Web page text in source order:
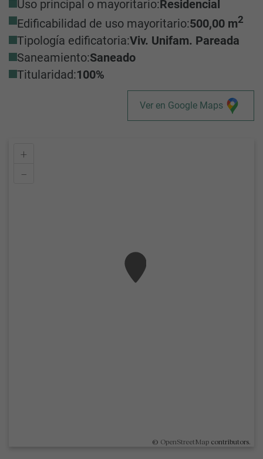
Uso principal o mayoritario:Residencial
Edificabilidad de uso mayoritario:500,00 m2
Tipología edificatoria:Viv. Unifam. Pareada
Saneamiento:Saneado
Titularidad:100%
Ver en Google Maps
+
–
© OpenStreetMap contributors.